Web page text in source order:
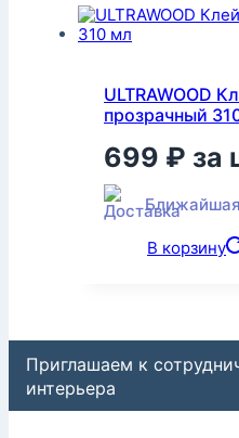
ULTRAWOOD
прозрачный
699 ₽ за
В корзину
Приглашаем к
интерьера